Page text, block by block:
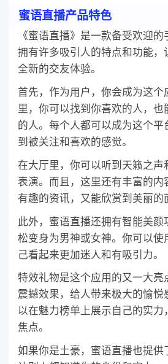
蜜语直播产品特色
《蜜语直播》是一款备受欢迎
拥有许多吸引人的特点和功能，
全新的交友体验。
首先，作为用户，你会成为这个
里，你可以找到你喜欢的人，也
的人。每个人都可以成为这个平
到被关注和喜欢的感觉。
在大厅里，你可以听到天籁之声
表演。而且，这里还有丰富的内
有趣的资讯，又能欣赏到美丽的
此外，蜜语直播还拥有智能美颜
松变身为男神或女神。你可以使
己看起来更加迷人和有吸引力。
特效礼物是这个应用的又一大亮
震撼效果，给人带来极大的愉悦
以在魅力榜单上展示自己的实力
焦点。
如果你是土豪，蜜语直播也提供